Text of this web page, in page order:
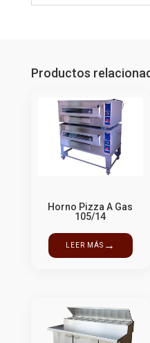
Productos
Horno Pizza A Gas
105/14
LEER MÁS →